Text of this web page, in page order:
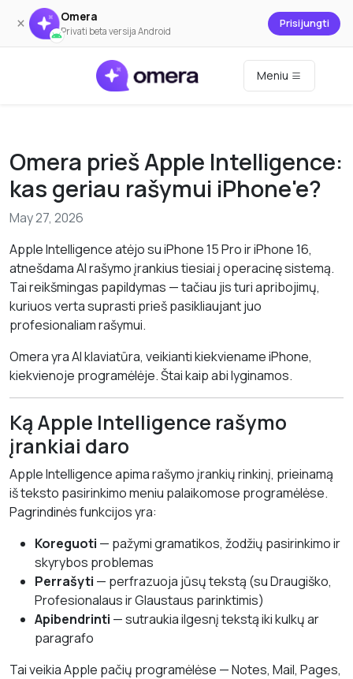
× Omera
Privati beta versija Android
Prisijungti
Meniu
Omera prieš Apple Intelligence:
kas geriau rašymui iPhone'e?
May 27, 2026
Apple Intelligence atėjo su iPhone 15 Pro ir iPhone 16,
atnešdama AI rašymo įrankius tiesiai į operacinę sistemą.
Tai reikšmingas papildymas — tačiau jis turi apribojimų,
kuriuos verta suprasti prieš pasikliaujant juo
profesionaliam rašymui.
Omera yra AI klaviatūra, veikianti kiekviename iPhone,
kiekvienoje programėlėje. Štai kaip abi lyginamos.
Ką Apple Intelligence rašymo
įrankiai daro
Apple Intelligence apima rašymo įrankių rinkinį, prieinamą
iš teksto pasirinkimo meniu palaikomose programėlėse.
Pagrindinės funkcijos yra:
Koreguoti — pažymi gramatikos, žodžių pasirinkimo ir
skyrybos problemas
Perrašyti — perfrazuoja jūsų tekstą (su Draugiško,
Profesionalaus ir Glaustaus parinktimis)
Apibendrinti — sutraukia ilgesnį tekstą iki kulkų ar
paragrafo
Tai veikia Apple pačių programėlėse — Notes, Mail, Pages,